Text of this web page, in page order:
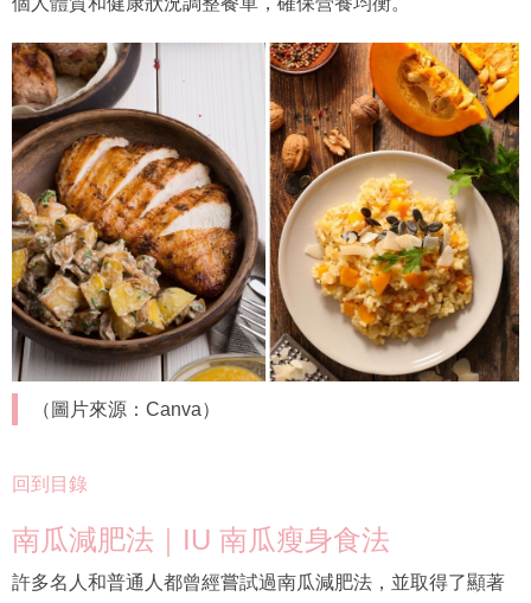
（圖片來源：Canva）
回到目錄
南瓜減肥法｜IU 南瓜瘦身食法
許多名人和普通人都曾經嘗試過南瓜減肥法，並取得了顯著